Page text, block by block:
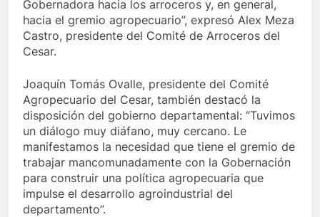
Gobernadora hacia los arroceros y, en general,
hacia el gremio agropecuario”, expresó Alex Meza
Castro, presidente del Comité de Arroceros del
Cesar.
Joaquín Tomás Ovalle, presidente del Comité
Agropecuario del Cesar, también destacó la
disposición del gobierno departamental: “Tuvimos
un diálogo muy diáfano, muy cercano. Le
manifestamos la necesidad que tiene el gremio de
trabajar mancomunadamente con la Gobernación
para construir una política agropecuaria que
impulse el desarrollo agroindustrial del
departamento”.